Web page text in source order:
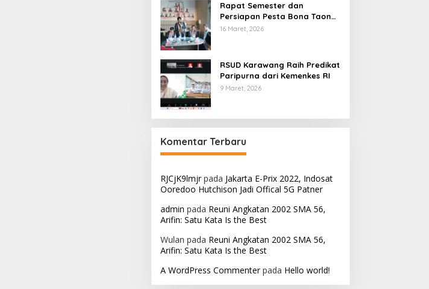
Rapat Semester dan
Persiapan Pesta Bona Taon
2026 PPTSB Cabang
16 Maret, 2026
RSUD Karawang Raih Predikat
Paripurna dari Kemenkes RI
9 Maret, 2026
Komentar Terbaru
RJCjK9lmjrpada Jakarta E-Prix 2022, Indosat
Ooredoo Hutchison Jadi Offical 5G Patner
admin pada Reuni Angkatan 2002 SMA 56,
Arifin: Satu Kata Is the Best
Wulan pada Reuni Angkatan 2002 SMA 56,
Arifin: Satu Kata Is the Best
A WordPress Commenterpada Hello world!